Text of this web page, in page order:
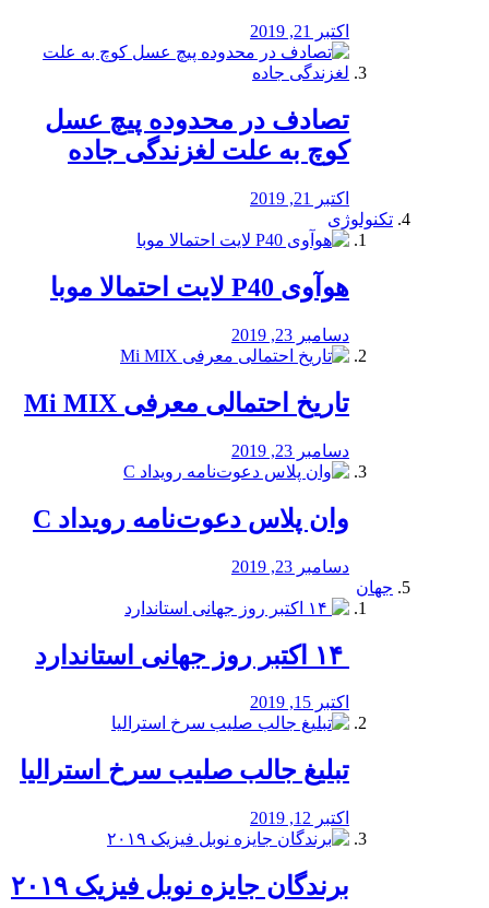
اکتبر 21, 2019
تصادف در محدوده پیچ عسل
کوچ به علت لغزندگی جاده
اکتبر 21, 2019
تکنولوژی
هوآوی P40 لایت احتمالا موبا
دسامبر 23, 2019
تاریخ احتمالی معرفی Mi MIX
دسامبر 23, 2019
وان پلاس دعوت‌نامه رویداد C
دسامبر 23, 2019
جهان
اکتبر 15, 2019
تبلیغ جالب صلیب سرخ استرالیا
اکتبر 12, 2019
برندگان جایزه نوبل فیزیک ۲۰۱۹